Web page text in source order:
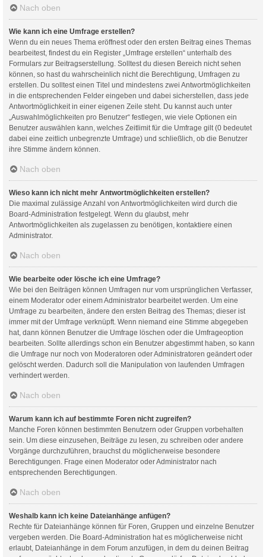
Nach oben
Wie kann ich eine Umfrage erstellen?
Wenn du ein neues Thema eröffnest oder den ersten Beitrag eines Themas
bearbeitest, findest du ein Register „Umfrage erstellen“ unterhalb des
Formulars zur Beitragserstellung. Solltest du diesen Bereich nicht sehen
können, so hast du wahrscheinlich nicht die Berechtigung, Umfragen zu
erstellen. Du solltest einen Titel und mindestens zwei Antwortmöglichkeiten
in die entsprechenden Felder eingeben und dabei sicherstellen, dass jede
Antwortmöglichkeit in einer eigenen Zeile steht. Du kannst auch unter
„Auswahlmöglichkeiten pro Benutzer“ festlegen, wie viele Optionen ein
Benutzer auswählen kann, welches Zeitlimit für die Umfrage gilt (0 bedeutet
dabei eine zeitlich unbegrenzte Umfrage) und schließlich, ob die Benutzer
ihre Stimme ändern können.
Nach oben
Wieso kann ich nicht mehr Antwortmöglichkeiten erstellen?
Die maximal zulässige Anzahl von Antwortmöglichkeiten wird durch die
Board-Administration festgelegt. Wenn du glaubst, mehr
Antwortmöglichkeiten als zugelassen zu benötigen, kontaktiere einen
Administrator.
Nach oben
Wie bearbeite oder lösche ich eine Umfrage?
Wie bei den Beiträgen können Umfragen nur vom ursprünglichen Verfasser,
einem Moderator oder einem Administrator bearbeitet werden. Um eine
Umfrage zu bearbeiten, ändere den ersten Beitrag des Themas; dieser ist
immer mit der Umfrage verknüpft. Wenn niemand eine Stimme abgegeben
hat, dann können Benutzer die Umfrage löschen oder die Umfrageoption
bearbeiten. Sollte allerdings schon ein Benutzer abgestimmt haben, so kann
die Umfrage nur noch von Moderatoren oder Administratoren geändert oder
gelöscht werden. Dadurch soll die Manipulation von laufenden Umfragen
verhindert werden.
Nach oben
Warum kann ich auf bestimmte Foren nicht zugreifen?
Manche Foren können bestimmten Benutzern oder Gruppen vorbehalten
sein. Um diese einzusehen, Beiträge zu lesen, zu schreiben oder andere
Vorgänge durchzuführen, brauchst du möglicherweise besondere
Berechtigungen. Frage einen Moderator oder Administrator nach
entsprechenden Berechtigungen.
Nach oben
Weshalb kann ich keine Dateianhänge anfügen?
Rechte für Dateianhänge können für Foren, Gruppen und einzelne Benutzer
vergeben werden. Die Board-Administration hat es möglicherweise nicht
erlaubt, Dateianhänge in dem Forum anzufügen, in dem du deinen Beitrag